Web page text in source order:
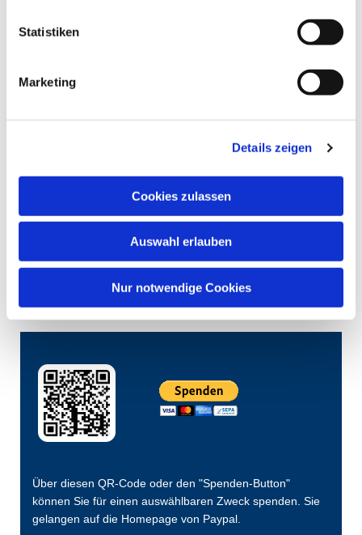
Statistiken
Marketing
Details zeigen
Cookies zulassen
Auswahl erlauben
Nur notwendige Cookies
Über diesen QR-Code oder den "Spenden-Button"
können Sie für einen auswählbaren Zweck spenden. Sie
gelangen auf die Homepage von Paypal.